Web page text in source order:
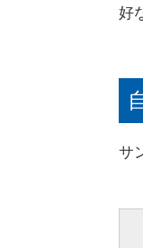
好
サ